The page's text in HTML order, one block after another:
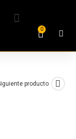
0
producto